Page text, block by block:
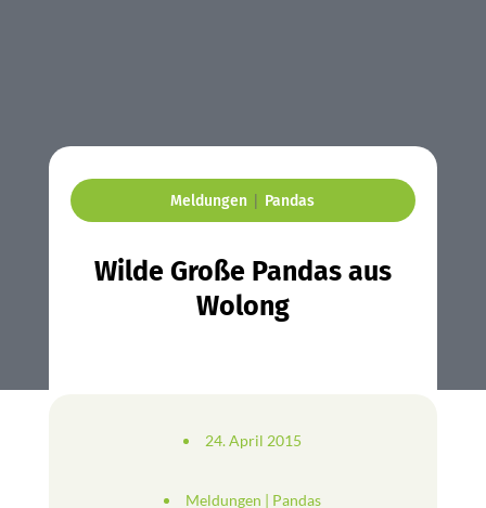
Meldungen | Pandas
Wilde Große Pandas aus
Wolong
24. April 2015
Meldungen | Pandas